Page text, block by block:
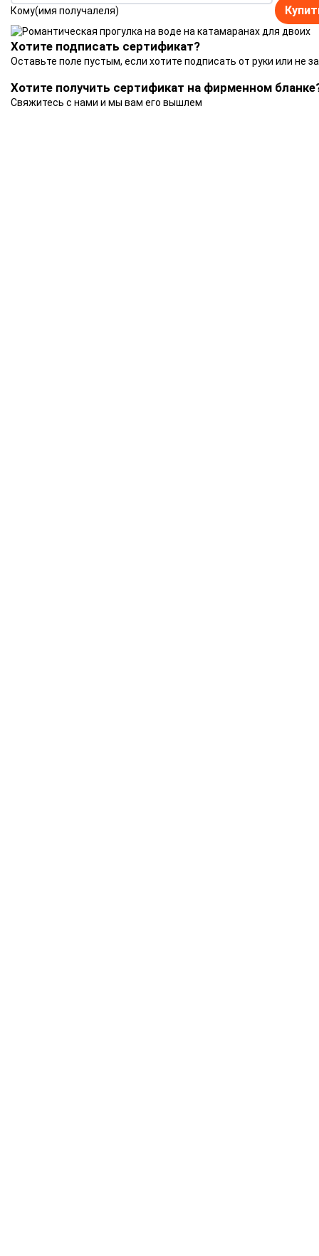
Кому(имя получалеля)
Хотите подписать сертификат?
Оставьте поле пустым, если хотите подписать от руки или не
Хотите получить сертификат на фирменном
Свяжитесь с нами и мы вам его вышлем